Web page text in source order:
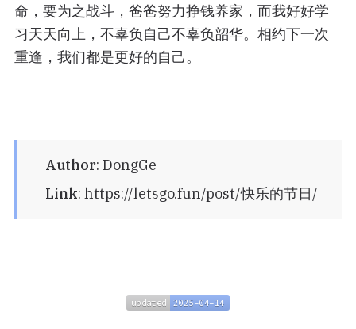
命，要为之战斗，爸爸努力挣钱养家，而我好好学
习天天向上，不辜负自己不辜负韶华。相约下一次
重逢，我们都是更好的自己。
Author: DongGe
Link: https://letsgo.fun/post/快乐的节日/
updated
updated 2025-04-14
2025-04-14